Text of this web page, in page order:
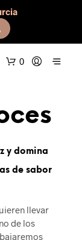
0
y domina
de sabor
llevar
de los